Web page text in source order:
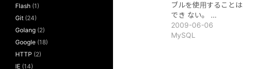
ブルを使用することは
でき ない。 …
2009-06-06
MySQL
Flash (1)
Git (24)
Golang (2)
Google (18)
HTTP (2)
IE (14)